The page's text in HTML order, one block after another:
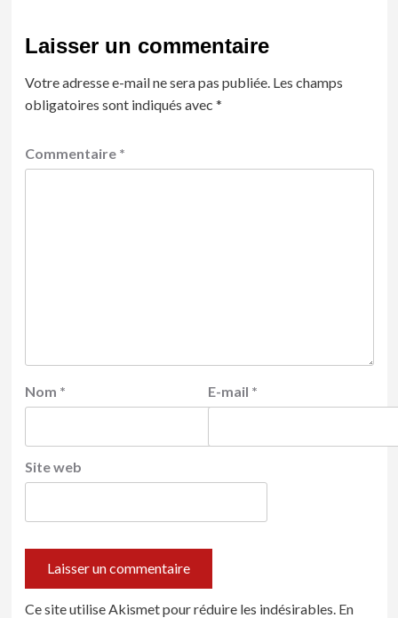
Laisser un commentaire
Votre adresse e-mail ne sera pas publiée. Les champs
obligatoires sont indiqués avec *
Commentaire *
Nom * E-mail *
Site web
Ce site utilise Akismet pour réduire les indésirables. En